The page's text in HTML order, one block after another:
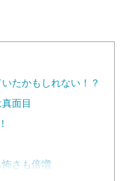
たかもしれない！？
面目
さも倍増